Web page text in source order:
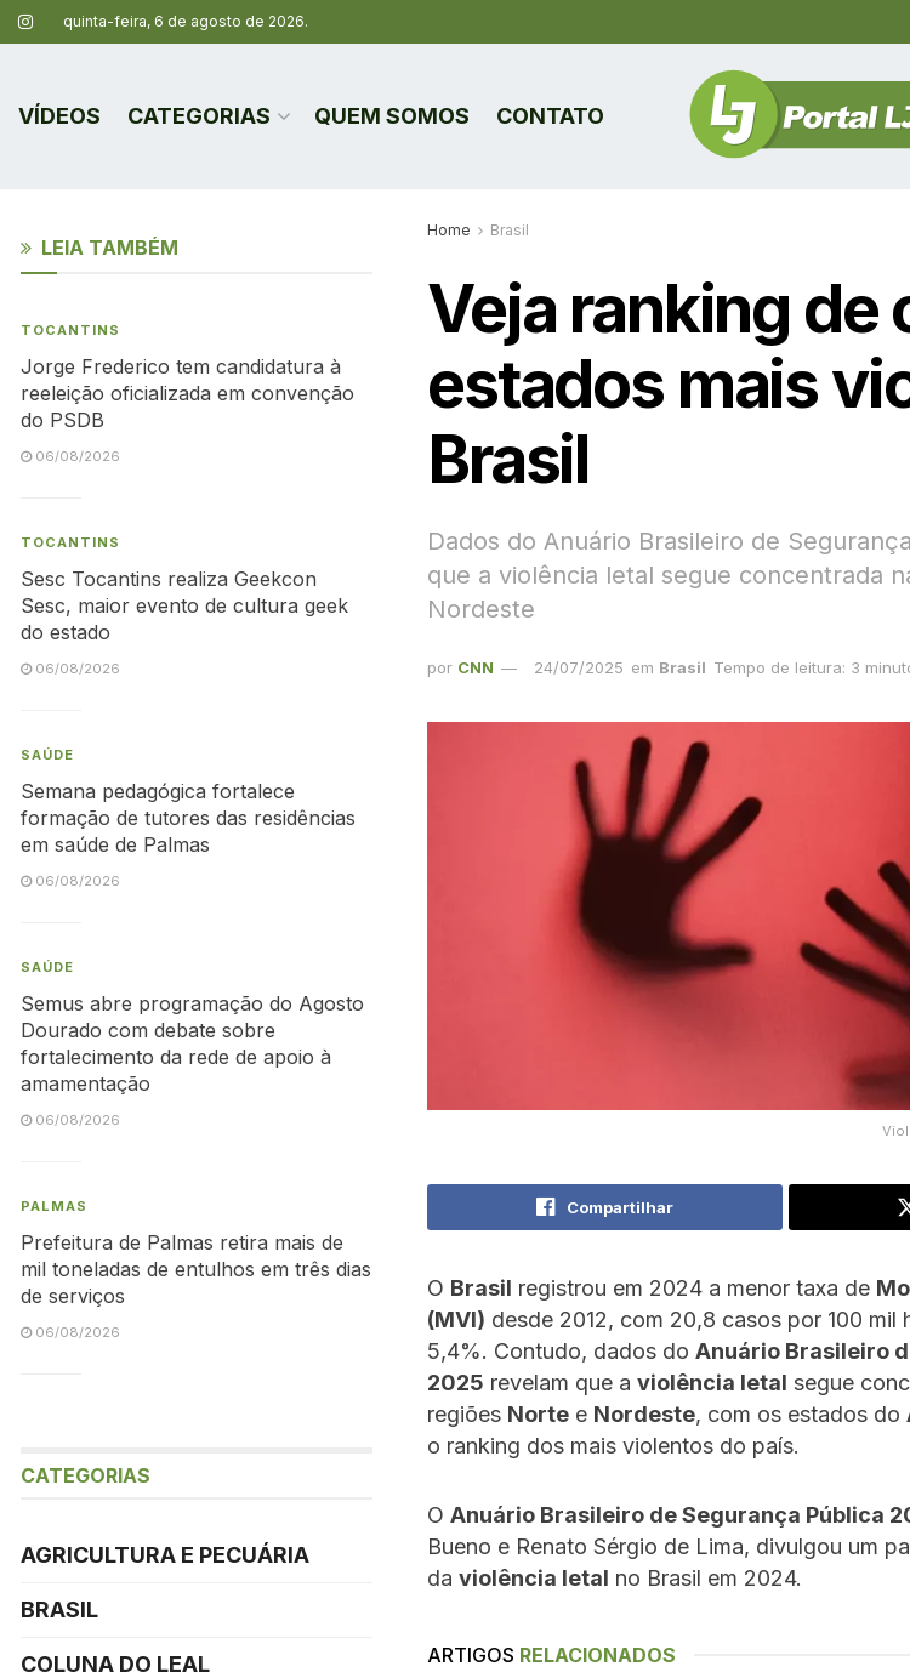
quinta-feira, 6 de agosto de 2026.
VÍDEOS CATEGORIAS QUEM SOMOS CONTATO
Home Brasil
Veja ranking de
estados mais
Brasil
Dados do Anuário Brasileiro de
que a violência letal segue concentrada
Nordeste
por CNN 24/07/2025 em Brasil Tempo de leitura: 3
Compartilhar
O Brasil registrou em 2024 a menor taxa de
(MVI) desde 2012, com 20,8 casos por 100 mil
5,4%. Contudo, dados do Anuário Brasileiro
2025 revelam que a violência letal segue
regiões Norte e Nordeste, com os estados do
o ranking dos mais violentos do país.
O Anuário Brasileiro de Segurança Pública
Bueno e Renato Sérgio de Lima, divulgou um
da violência letal no Brasil em 2024.
ARTIGOS RELACIONADOS
LEIA TAMBÉM
TOCANTINS
Jorge Frederico tem candidatura à
reeleição oficializada em convenção
do PSDB
06/08/2026
TOCANTINS
Sesc Tocantins realiza Geekcon
Sesc, maior evento de cultura geek
do estado
06/08/2026
SAÚDE
Semana pedagógica fortalece
formação de tutores das residências
em saúde de Palmas
06/08/2026
SAÚDE
Semus abre programação do Agosto
Dourado com debate sobre
fortalecimento da rede de apoio à
amamentação
06/08/2026
PALMAS
Prefeitura de Palmas retira mais de
mil toneladas de entulhos em três dias
de serviços
06/08/2026
CATEGORIAS
AGRICULTURA E PECUÁRIA
BRASIL
COLUNA DO LEAL